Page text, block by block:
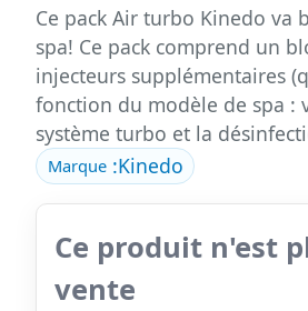
Ce pack Air turbo Kinedo va
spa! Ce pack comprend un
injecteurs supplémentaires
fonction du modèle de spa :
système turbo et la
Marque:Kinedo
Ce produit n'est
vente